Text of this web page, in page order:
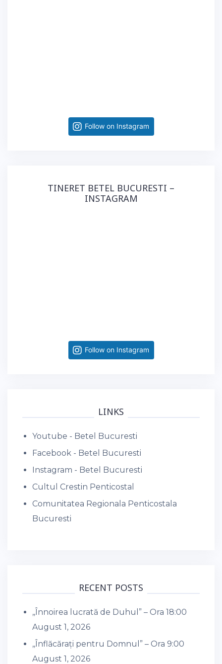
Follow on Instagram
TINERET BETEL BUCURESTI –
INSTAGRAM
Follow on Instagram
LINKS
Youtube - Betel Bucuresti
Facebook - Betel Bucuresti
Instagram - Betel Bucuresti
Cultul Crestin Penticostal
Comunitatea Regionala Penticostala
Bucuresti
RECENT POSTS
,,Înnoirea lucrată de Duhul” – Ora 18:00
August 1, 2026
,,Înflăcărați pentru Domnul” – Ora 9:00
August 1, 2026